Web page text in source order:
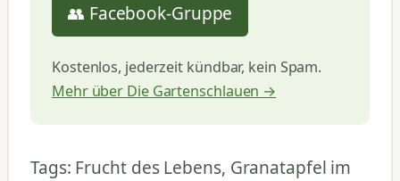
👥 Facebook-Gruppe
Kostenlos, jederzeit kündbar, kein Spam.
Mehr über Die Gartenschlauen →
Tags: Frucht des Lebens, Granatapfel im